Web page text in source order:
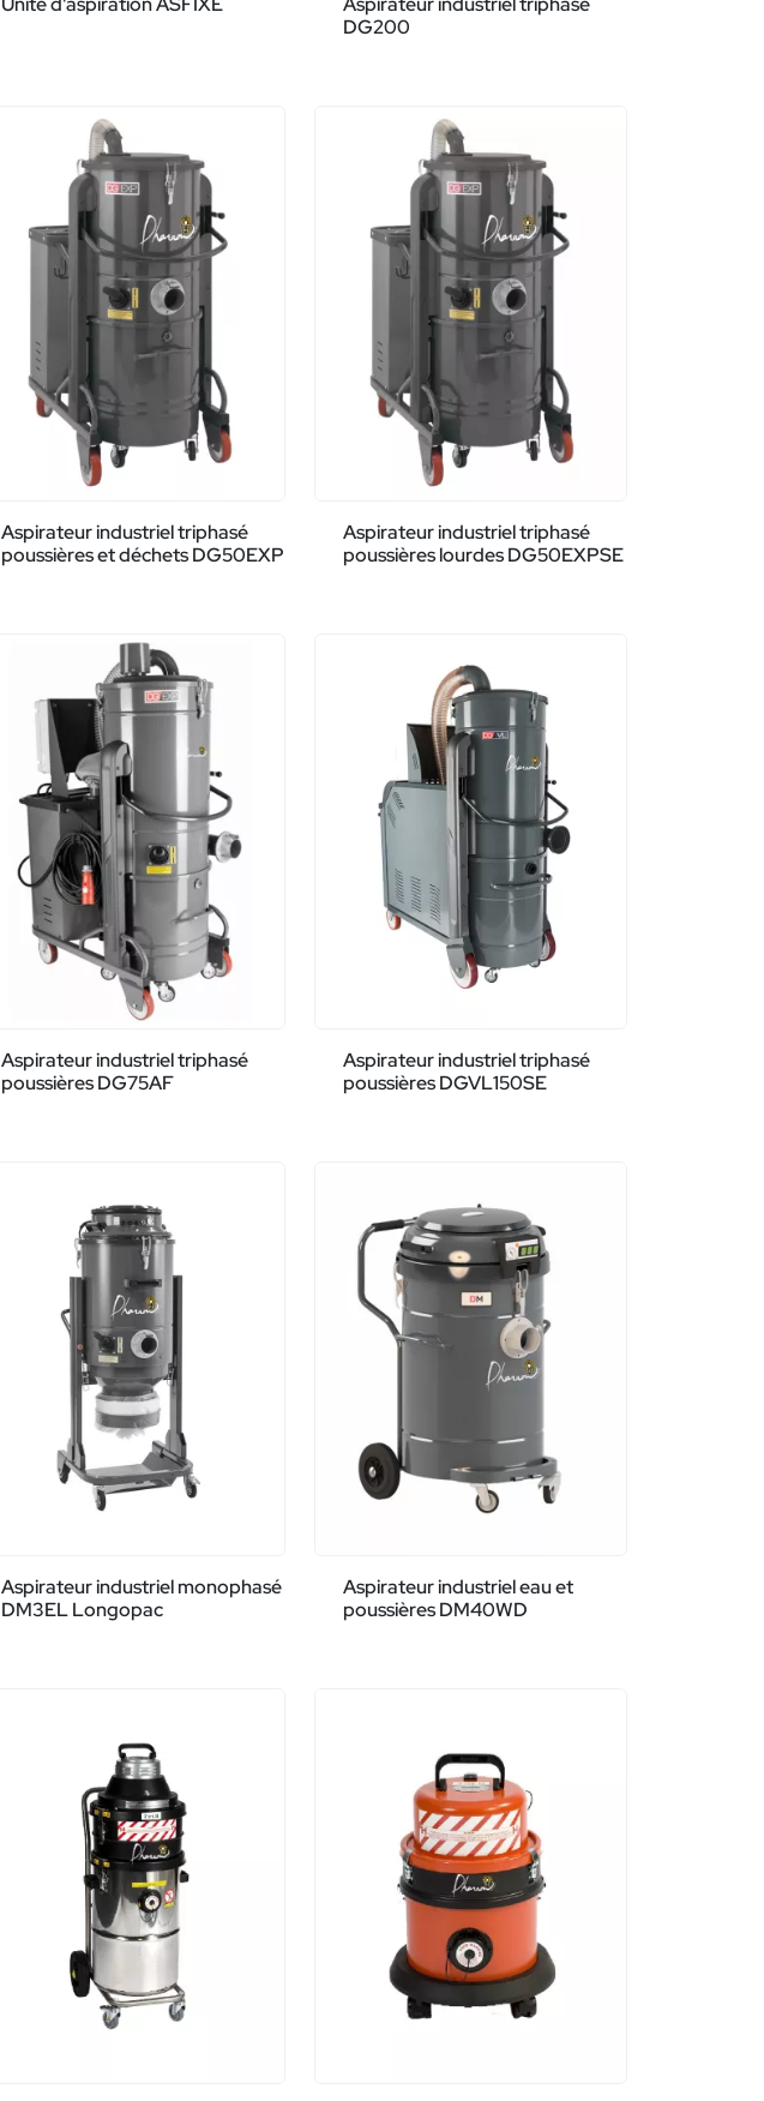
DG200
Aspirateur industriel triphasé
poussières et déchets DG50EXP
Aspirateur industriel triphasé
poussières lourdes DG50EXPSE
Aspirateur industriel triphasé
poussières DG75AF
Aspirateur industriel triphasé
poussières DGVL150SE
Aspirateur industriel monophasé
DM3EL Longopac
Aspirateur industriel eau et
poussières DM40WD